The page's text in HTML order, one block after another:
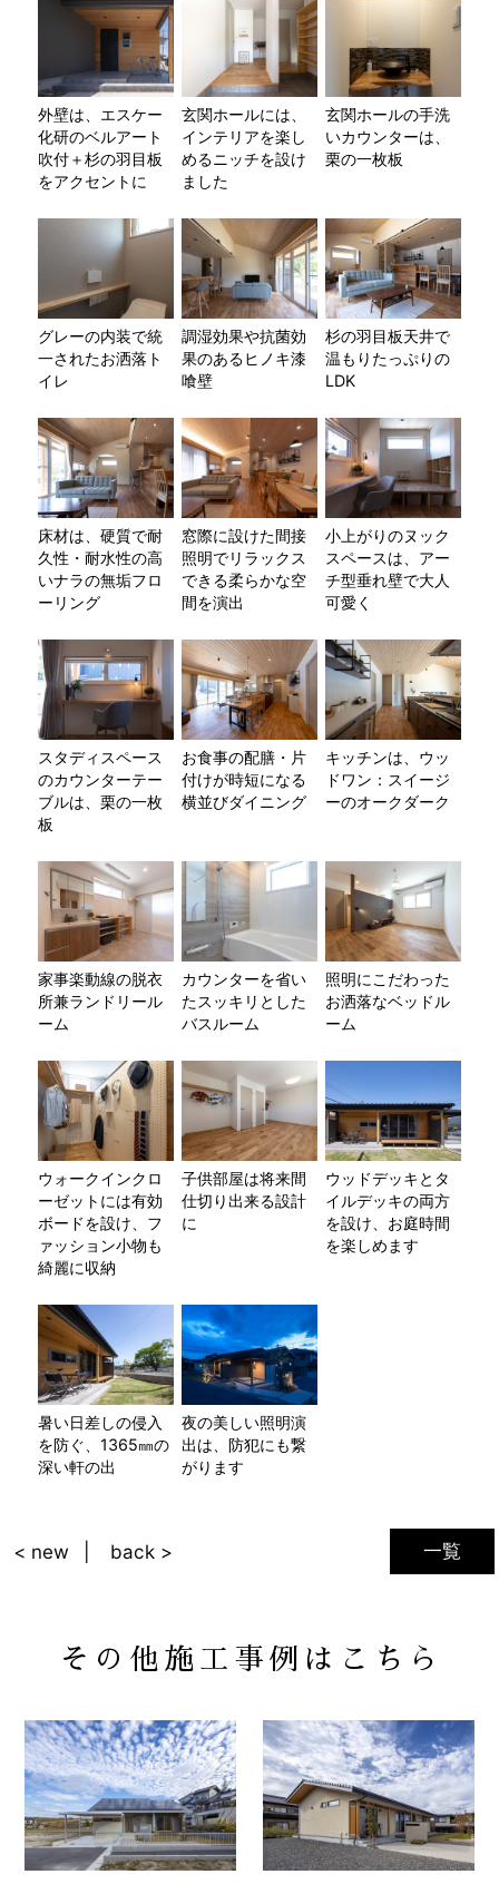
外壁は、エスケー
化研のベルアート
吹付＋杉の羽目板
をアクセントに
玄関ホールには、
インテリアを楽し
めるニッチを設け
ました
玄関ホールの手洗
いカウンターは、
栗の一枚板
グレーの内装で統
一されたお洒落ト
イレ
調湿効果や抗菌効
果のあるヒノキ漆
喰壁
杉の羽目板天井で
温もりたっぷりの
LDK
床材は、硬質で耐
久性・耐水性の高
いナラの無垢フロ
ーリング
窓際に設けた間接
照明でリラックス
できる柔らかな空
間を演出
小上がりのヌック
スペースは、アー
チ型垂れ壁で大人
可愛く
スタディスペース
のカウンターテー
ブルは、栗の一枚
板
お食事の配膳・片
付けが時短になる
横並びダイニング
キッチンは、ウッ
ドワン：スイージ
ーのオークダーク
家事楽動線の脱衣
所兼ランドリール
ーム
カウンターを省い
たスッキリとした
バスルーム
照明にこだわった
お洒落なベッドル
ーム
ウォークインクロ
ーゼットには有効
ボードを設け、フ
ァッション小物も
綺麗に収納
子供部屋は将来間
仕切り出来る設計
に
ウッドデッキとタ
イルデッキの両方
を設け、お庭時間
を楽しめます
暑い日差しの侵入
を防ぐ、1365㎜の
深い軒の出
夜の美しい照明演
出は、防犯にも繋
がります
一覧
< new back >
その他施工事例はこちら